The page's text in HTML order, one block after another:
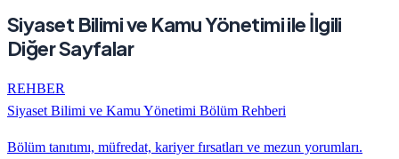
Siyaset Bilimi ve Kamu Yönetimiile İlgili
Diğer Sayfalar
REHBER
Siyaset Bilimi ve Kamu Yönetimi Bölüm Rehberi
Bölüm tanıtımı, müfredat, kariyer fırsatları ve mezun yorumları.